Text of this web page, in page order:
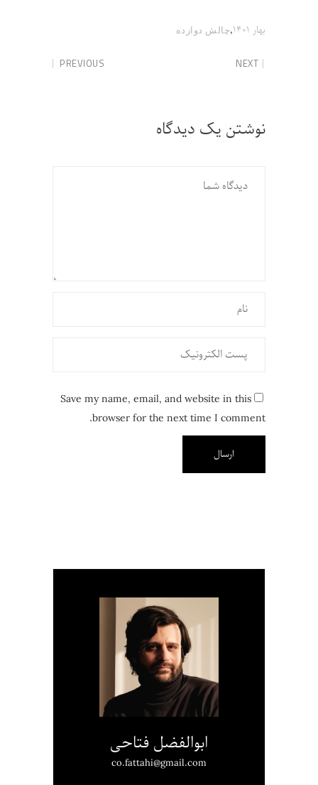
بهار ۱۴۰۱ ,چالش‌ دوازده
PREVIOUS NEXT
نوشتن یک دیدگاه
Save my name, email, and website in this
browser for the next time I comment.
ابوالفضل فتاحی
co.fattahi@gmail.com